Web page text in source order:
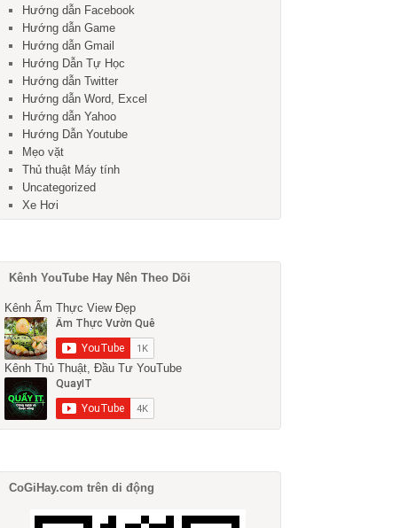
Hướng dẫn Facebook
Hướng dẫn Game
Hướng dẫn Gmail
Hướng Dẫn Tự Học
Hướng dẫn Twitter
Hướng dẫn Word, Excel
Hướng dẫn Yahoo
Hướng Dẫn Youtube
Mẹo vặt
Thủ thuật Máy tính
Uncategorized
Xe Hơi
Kênh YouTube Hay Nên Theo Dõi
Kênh Ẩm Thực View Đẹp
Kênh Thủ Thuật, Đầu Tư YouTube
CoGiHay.com trên di động